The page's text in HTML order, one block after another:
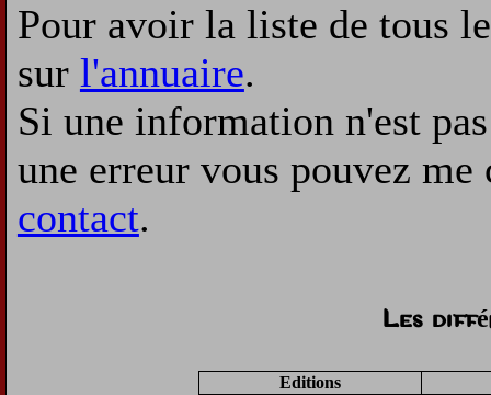
Pour avoir la liste de tous
sur l'annuaire.
Si une information n'est
une erreur vous pouvez
contact.
Les
Editions